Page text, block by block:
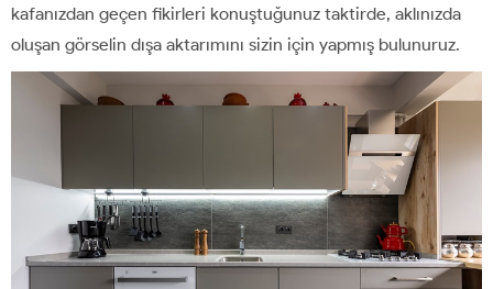
kafanızdan geçen fikirleri konuştuğunuz taktirde, aklınızda
oluşan görselin dışa aktarımını sizin için yapmış bulunuruz.